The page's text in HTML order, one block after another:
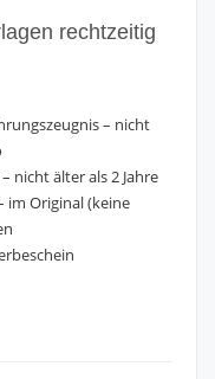
rechtzeitig
– nicht
nicht älter als 2 Jahre
im Original (keine